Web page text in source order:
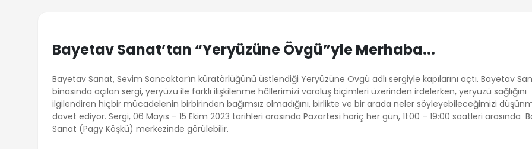
Bayetav Sanat’tan “Yeryüzüne Övgü”yle Merhaba...
Bayetav Sanat, Sevim Sancaktar’ın küratörlüğünü üstlendiği Yeryüzüne Övgü adlı sergiyle kapılarını açtı. Bayetav
binasında açılan sergi, yeryüzü ile farklı ilişkilenme hâllerimizi varoluş biçimleri üzerinden irdelerken, yeryüzü sağlığını
ilgilendiren hiçbir mücadelenin birbirinden bağımsız olmadığını, birlikte ve bir arada neler söyleyebileceğimizi
davet ediyor. Sergi, 06 Mayıs – 15 Ekim 2023 tarihleri arasında Pazartesi hariç her gün, 11:00 – 19:00 saatleri arasında
Sanat (Pagy Köşkü) merkezinde görülebilir.